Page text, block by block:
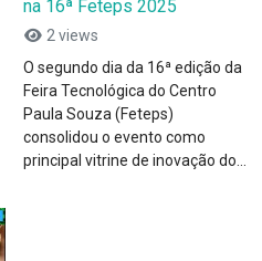
na 16ª Feteps 2025
2 views
O segundo dia da 16ª edição da
Feira Tecnológica do Centro
Paula Souza (Feteps)
consolidou o evento como
principal vitrine de inovação do...